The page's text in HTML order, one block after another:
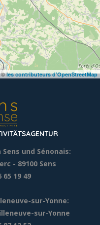
©les contributeurs d’OpenStreetMap
und Sénonais:
- 89100 Sens
65 19 49
sur-Yonne:
sur-Yonne